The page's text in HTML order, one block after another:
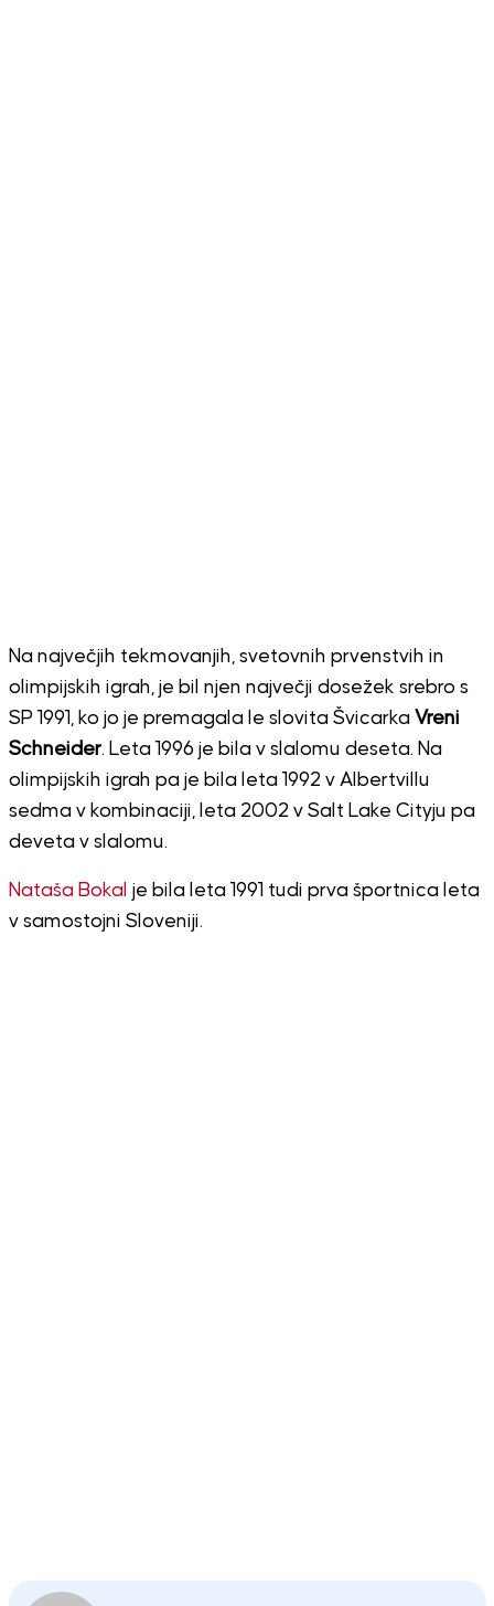
Na največjih tekmovanjih, svetovnih prvenstvih in
olimpijskih igrah, je bil njen največji dosežek srebro s
SP 1991, ko jo je premagala le slovita Švicarka Vreni
Schneider. Leta 1996 je bila v slalomu deseta. Na
olimpijskih igrah pa je bila leta 1992 v Albertvillu
sedma v kombinaciji, leta 2002 v Salt Lake Cityju pa
deveta v slalomu.
Nataša Bokal je bila leta 1991 tudi prva športnica leta
v samostojni Sloveniji.